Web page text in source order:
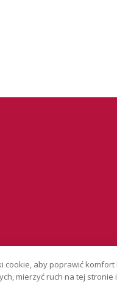
Copyright ©
cookie, aby poprawić
mierzyć ruch na tej